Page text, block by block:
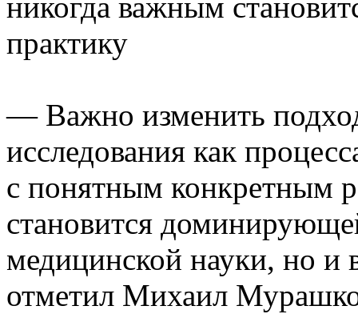
практику
— Важно изменить
исследования как
с понятным конкретным
становится
медицинской науки, но и
отметил Михаил